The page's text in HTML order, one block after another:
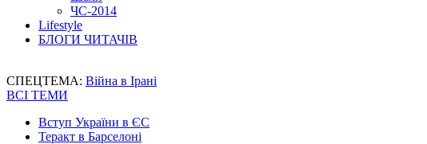
ЧС-2014
Lifestyle
БЛОГИ ЧИТАЧІВ
СПЕЦТЕМА: Війна в Ірані
ВСІ ТЕМИ
Вступ України в ЄС
Теракт в Барселоні